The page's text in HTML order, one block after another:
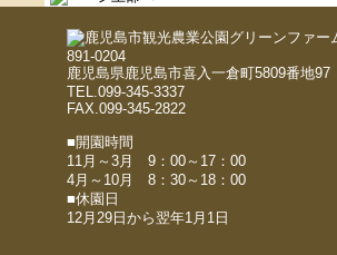
891-0204
鹿児島県鹿児島市喜入一倉町5809番地97
TEL.099-345-3337
FAX.099-345-2822
■開園時間
11月～3月 9：00～17：00
4月～10月 8：30～18：00
■休園日
12月29日から翌年1月1日